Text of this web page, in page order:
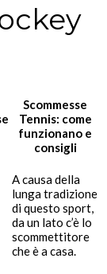
Scommesse
Tennis: come
funzionano e
consigli
A causa della
lunga tradizione
di questo sport,
da un lato c’è lo
scommettitore
che è a casa.